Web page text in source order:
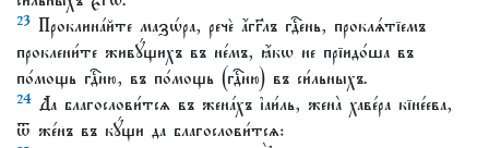
23 Проклина́йте мазѡ́ра, речѐ а҆́гг҃лъ гдⷭ҇ень, проклѧ́тїемъ
проклени́те живꙋ́щихъ въ не́мъ, ꙗ҆́кѡ не прїидо́ша въ
по́мощь гдⷭ҇ню, въ по́мощь (гдⷭ҇ню) въ си́льныхъ.
24 Да благослови́тсѧ въ жена́хъ і҆аи́ль, жена̀ хаве́ра кїне́ева,
ѿ же́нъ въ кꙋ́щи да благослови́тсѧ: